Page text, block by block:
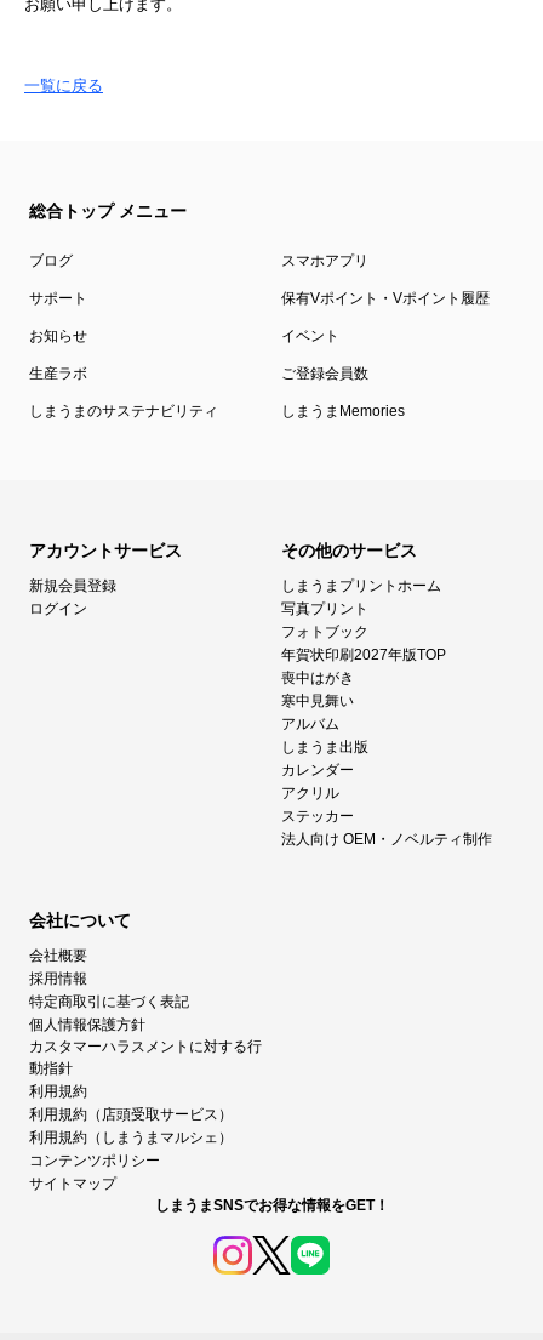
お願い申し上げます。
一覧に戻る
総合トップ メニュー
ブログ スマホアプリ
サポート 保有Vポイント・Vポイント履歴
お知らせ イベント
生産ラボ ご登録会員数
しまうまのサステナビリティ しまうまMemories
アカウントサービス
新規会員登録
ログイン
その他のサービス
しまうまプリントホーム
写真プリント
フォトブック
年賀状印刷2027年版TOP
喪中はがき
寒中見舞い
アルバム
しまうま出版
カレンダー
アクリル
ステッカー
法人向け OEM・ノベルティ制作
会社について
会社概要
採用情報
特定商取引に基づく表記
個人情報保護方針
カスタマーハラスメントに対する行
動指針
利用規約
利用規約（店頭受取サービス）
利用規約（しまうまマルシェ）
コンテンツポリシー
サイトマップ
しまうまSNSでお得な情報をGET！